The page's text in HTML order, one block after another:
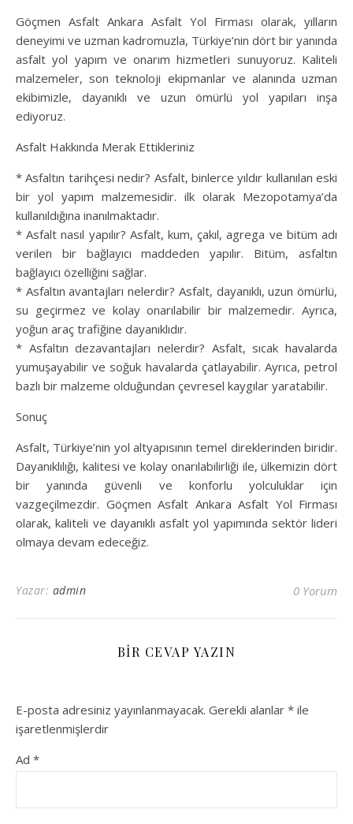
Göçmen Asfalt Ankara Asfalt Yol Firması olarak, yılların
deneyimi ve uzman kadromuzla, Türkiye’nin dört bir yanında
asfalt yol yapım ve onarım hizmetleri sunuyoruz. Kaliteli
malzemeler, son teknoloji ekipmanlar ve alanında uzman
ekibimizle, dayanıklı ve uzun ömürlü yol yapıları inşa
ediyoruz.
Asfalt Hakkında Merak Ettikleriniz
* Asfaltın tarihçesi nedir? Asfalt, binlerce yıldır kullanılan eski
bir yol yapım malzemesidir. ilk olarak Mezopotamya’da
kullanıldığına inanılmaktadır.
* Asfalt nasıl yapılır? Asfalt, kum, çakıl, agrega ve bitüm adı
verilen bir bağlayıcı maddeden yapılır. Bitüm, asfaltın
bağlayıcı özelliğini sağlar.
* Asfaltın avantajları nelerdir? Asfalt, dayanıklı, uzun ömürlü,
su geçirmez ve kolay onarılabilir bir malzemedir. Ayrıca,
yoğun araç trafiğine dayanıklıdır.
* Asfaltın dezavantajları nelerdir? Asfalt, sıcak havalarda
yumuşayabilir ve soğuk havalarda çatlayabilir. Ayrıca, petrol
bazlı bir malzeme olduğundan çevresel kaygılar yaratabilir.
Sonuç
Asfalt, Türkiye’nin yol altyapısının temel direklerinden biridir.
Dayanıklılığı, kalitesi ve kolay onarılabilirliği ile, ülkemizin dört
bir yanında güvenli ve konforlu yolculuklar için
vazgeçilmezdir. Göçmen Asfalt Ankara Asfalt Yol Firması
olarak, kaliteli ve dayanıklı asfalt yol yapımında sektör lideri
olmaya devam edeceğiz.
Yazar: admin 0 Yorum
BIR CEVAP YAZIN
E-posta adresiniz yayınlanmayacak. Gerekli alanlar * ile
işaretlenmişlerdir
Ad *